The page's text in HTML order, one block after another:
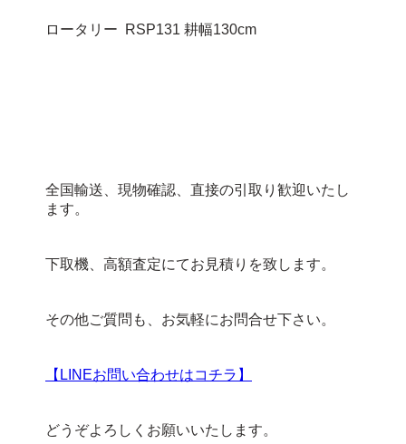
ロータリー RSP131 耕幅130cm
全国輸送、現物確認、直接の引取り歓迎いたし
ます。
下取機、高額査定にてお見積りを致します。
その他ご質問も、お気軽にお問合せ下さい。
【LINEお問い合わせはコチラ】
どうぞよろしくお願いいたします。